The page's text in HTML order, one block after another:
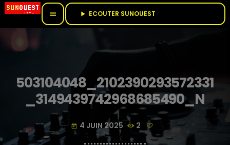
menu play_arrow
503104048_2102390293572331
_3149439742968685490_N
today 4 JUIN 2025 2